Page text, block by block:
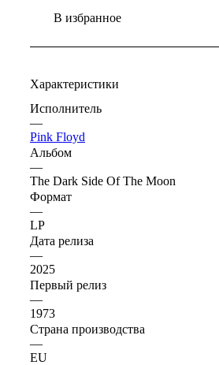
В избранное
Характеристики
Исполнитель
—
Pink Floyd
Альбом
—
The Dark Side Of The Moon
Формат
—
LP
Дата релиза
—
2025
Первый релиз
—
1973
Страна производства
—
EU